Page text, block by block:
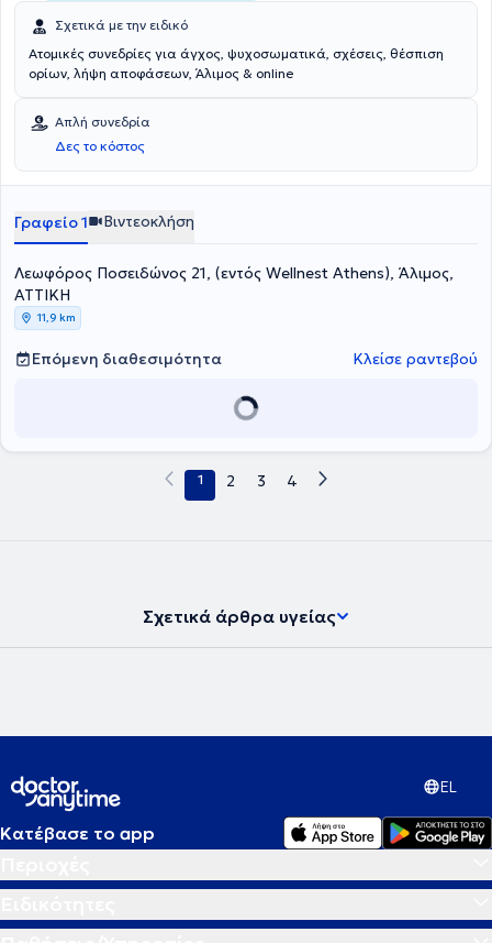
Σχετικά με την ειδικό
Ατομικές συνεδρίες για άγχος, ψυχοσωματικά, σχέσεις, θέσπιση
ορίων, λήψη αποφάσεων, Άλιμος & online
Απλή συνεδρία
Δες το κόστος
Γραφείο 1 Βιντεοκλήση
Λεωφόρος Ποσειδώνος 21, (εντός Wellnest Athens), Άλιμος,
ΑΤΤΙΚΗ
11,9 km
Επόμενη διαθεσιμότητα Κλείσε ραντεβού
1 2 3 4
Σχετικά άρθρα υγείας
EL
Κατέβασε το app